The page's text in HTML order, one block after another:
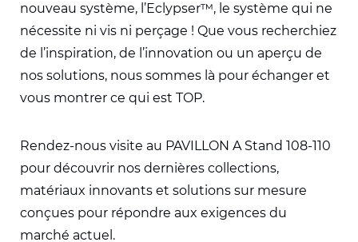
nouveau système, l’Eclypser™, le système qui ne
nécessite ni vis ni perçage ! Que vous recherchiez
de l’inspiration, de l’innovation ou un aperçu de
nos solutions, nous sommes là pour échanger et
vous montrer ce qui est TOP.
Rendez-nous visite au PAVILLON A Stand 108-110
pour découvrir nos dernières collections,
matériaux innovants et solutions sur mesure
conçues pour répondre aux exigences du
marché actuel.